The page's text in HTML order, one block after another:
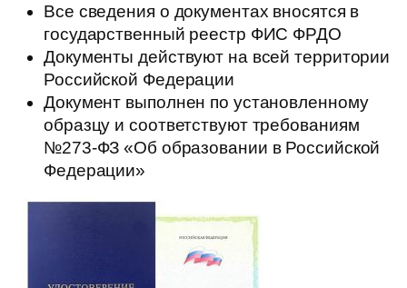
Все сведения о документах вносятся в
государственный реестр ФИС ФРДО
Документы действуют на всей территории
Российской Федерации
Документ выполнен по установленному
образцу и соответствуют требованиям
№273-ФЗ «Об образовании в Российской
Федерации»